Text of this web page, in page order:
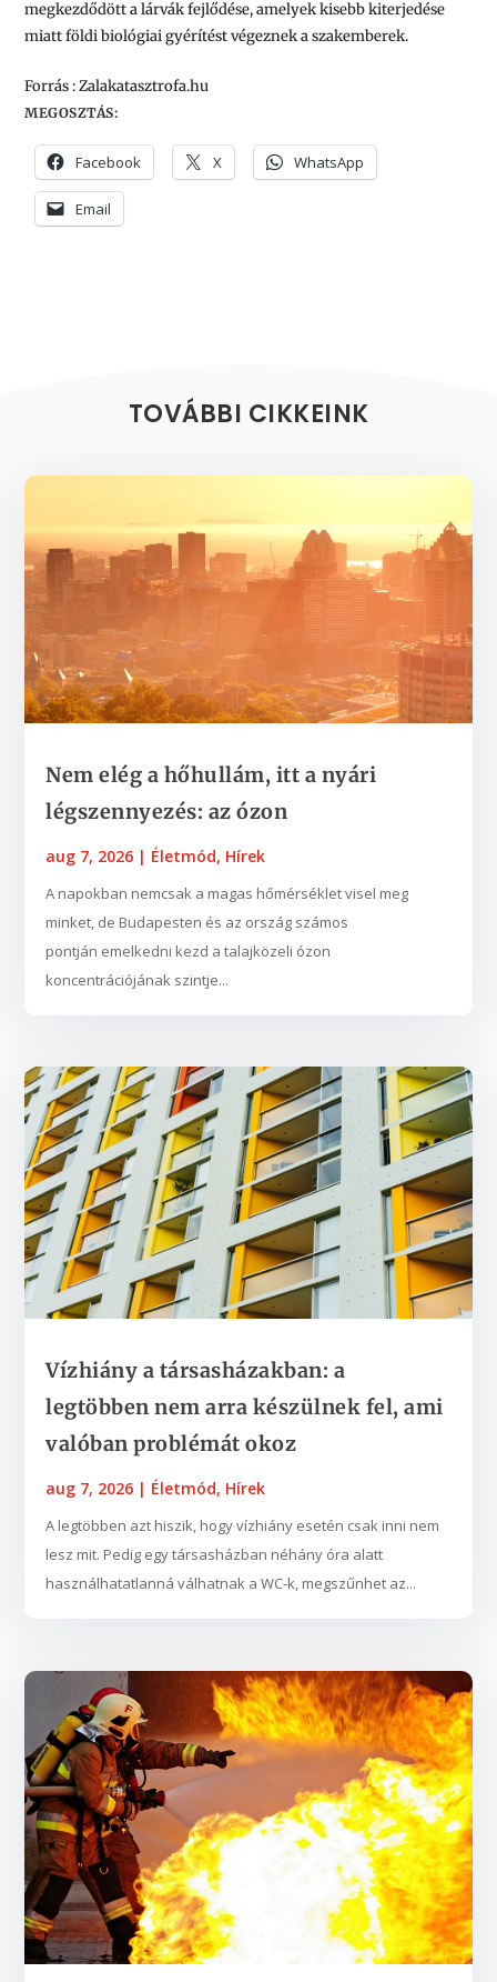
megkezdődött a lárvák fejlődése, amelyek kisebb kiterjedése
miatt földi biológiai gyérítést végeznek a szakemberek.
Forrás : Zalakatasztrofa.hu
MEGOSZTÁS:
Facebook X WhatsApp
Email
TOVÁBBI CIKKEINK
Nem elég a hőhullám, itt a nyári
légszennyezés: az ózon
aug 7, 2026 | Életmód, Hírek
A napokban nemcsak a magas hőmérséklet visel meg
minket, de Budapesten és az ország számos
pontján emelkedni kezd a talajközeli ózon
koncentrációjának szintje...
Vízhiány a társasházakban: a
legtöbben nem arra készülnek fel, ami
valóban problémát okoz
aug 7, 2026 | Életmód, Hírek
A legtöbben azt hiszik, hogy vízhiány esetén csak inni nem
lesz mit. Pedig egy társasházban néhány óra alatt
használhatatlanná válhatnak a WC-k, megszűnhet az...